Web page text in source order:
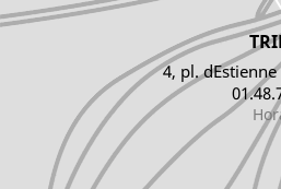
4, pl. dEstienne